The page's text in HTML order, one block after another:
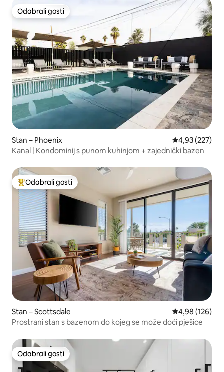
Odabrali gosti
Odabrali gosti
Stan – Phoenix Prosječna
4,93 (227)
Kanal | Kondominij s punom kuhinjom + zajednički bazen
Među najviše rangiranima s oznakom „Odabrali gosti”
Odabrali gosti
Stan – Scottsdale Prosječna
4,98 (126)
Prostrani stan s bazenom do kojeg se može doći pješice
Odabrali gosti
Odabrali gosti